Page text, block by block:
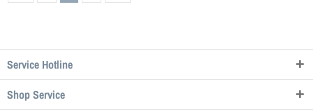
Service Hotline
Shop Service